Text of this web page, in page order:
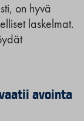
on hyvä
laskelmat.
avointa